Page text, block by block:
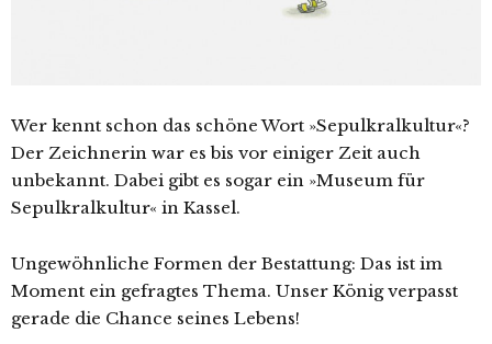
Wer kennt schon das schöne Wort »Sepulkralkultur«?
Der Zeichnerin war es bis vor einiger Zeit auch
unbekannt. Dabei gibt es sogar ein »Museum für
Sepulkralkultur« in Kassel.
Ungewöhnliche Formen der Bestattung: Das ist im
Moment ein gefragtes Thema. Unser König verpasst
gerade die Chance seines Lebens!